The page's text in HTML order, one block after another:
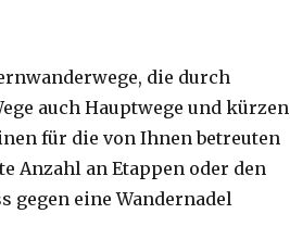
die durch
auch Hauptwege und kürzen
für die von Ihnen betreuten
Anzahl an Etappen oder den
gegen eine Wandernadel